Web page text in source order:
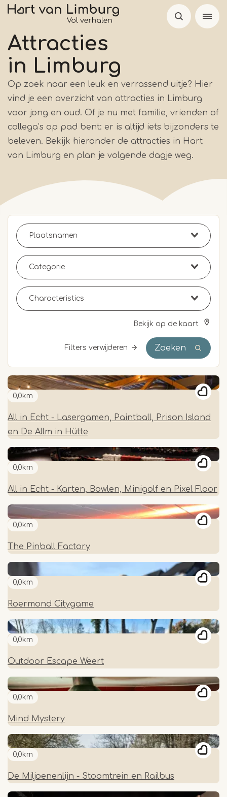
Overslaan
naar
de
inhoud
gaan
Attracties
in Limburg
Op zoek naar een leuk en verrassend uitje? Hier
vind je een overzicht van attracties in Limburg
voor jong en oud. Of je nu met familie, vrienden of
collega’s op pad bent: er is altijd iets bijzonders te
beleven. Bekijk hieronder de attracties in Hart
van Limburg en plan je volgende dagje weg.
Bekijk op de kaart
Filters verwijderen Zoeken
0,0km
All in Echt - Lasergamen, Paintball, Prison Island
en De Allm in Hütte
0,0km
All in Echt - Karten, Bowlen, Minigolf en Pixel Floor
0,0km
The Pinball Factory
0,0km
Roermond Citygame
0,0km
Outdoor Escape Weert
0,0km
Mind Mystery
0,0km
De Miljoenenlijn - Stoomtrein en Railbus